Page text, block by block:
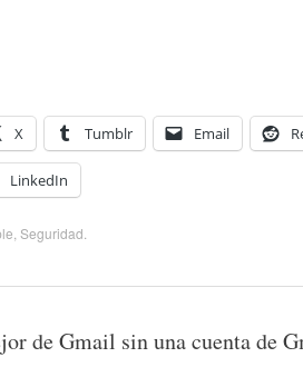
X Tumblr Email
LinkedIn
Seguridad
de Gmail sin una cuenta de